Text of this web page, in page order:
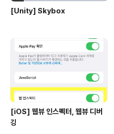
[Unity] Skybox
[iOS] 웹뷰 인스펙터, 웹뷰 디버
깅